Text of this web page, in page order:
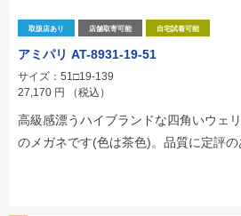
取扱店あり 店舗取寄可能 自宅試着可能
アミパリ AT-8931-19-51
サイズ：51□19-139
27,170 円 （税込）
高級感漂うハイブランドな四角いウェ
のメガネです(色は茶色)。品質に定評の